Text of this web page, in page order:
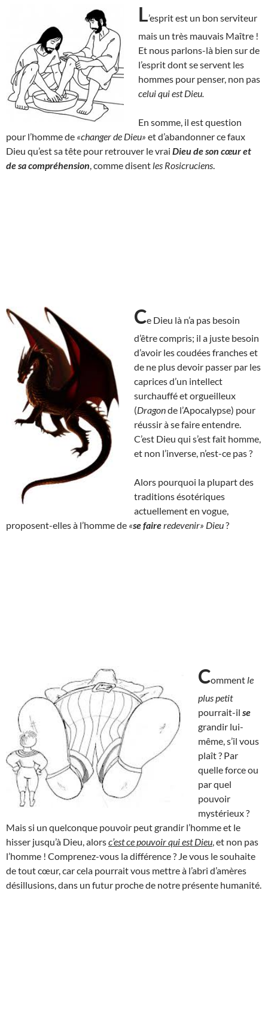
L’esprit est un bon serviteur
mais un très mauvais Maître !
Et nous parlons-là bien sur de
l’esprit dont se servent les
hommes pour penser, non pas
celui qui est Dieu.
En somme, il est question
pour l’homme de «changer de Dieu» et d’abandonner ce faux
Dieu qu’est sa tête pour retrouver le vrai Dieu de son cœur et
de sa compréhension , comme disent les Rosicruciens
Ce Dieu là n’a pas besoin
d’être compris; il a juste besoin
d’avoir les coudées franches et
de ne plus devoir passer par les
caprices d’un intellect
surchauffé et orgueilleux
(Dragonde l’Apocalypse) pour
réussir à se faire entendre.
C’est Dieu qui s’est fait homme,
et non l’inverse, n’est-ce pas ?
Alors pourquoi la plupart des
traditions ésotériques
actuellement en vogue,
proposent-elles à l’homme de «se faireredevenir» Dieu?
Comment le
plus petit
pourrait-il se
grandir lui-
même, s’il vous
plaît ? Par
quelle force ou
par quel
pouvoir
mystérieux ?
Mais si un quelconque pouvoir peut grandir l’homme et le
hisser jusqu’à Dieu, alorsc’est ce pouvoir qui est Dieu , et non pas
l’homme ! Comprenez-vous la différence ? Je vous le souhaite
de tout cœur, car cela pourrait vous mettre à l’abri d’amères
désillusions, dans un futur proche de notre présente humanité.